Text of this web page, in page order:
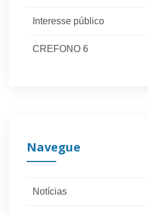
Interesse público
CREFONO 6
Navegue
Notícias